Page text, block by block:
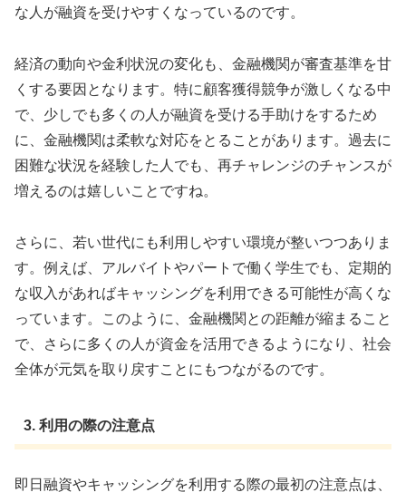
な人が融資を受けやすくなっているのです。
経済の動向や金利状況の変化も、金融機関が審査基準を甘
くする要因となります。特に顧客獲得競争が激しくなる中
で、少しでも多くの人が融資を受ける手助けをするため
に、金融機関は柔軟な対応をとることがあります。過去に
困難な状況を経験した人でも、再チャレンジのチャンスが
増えるのは嬉しいことですね。
さらに、若い世代にも利用しやすい環境が整いつつありま
す。例えば、アルバイトやパートで働く学生でも、定期的
な収入があればキャッシングを利用できる可能性が高くな
っています。このように、金融機関との距離が縮まること
で、さらに多くの人が資金を活用できるようになり、社会
全体が元気を取り戻すことにもつながるのです。
3. 利用の際の注意点
即日融資やキャッシングを利用する際の最初の注意点は、